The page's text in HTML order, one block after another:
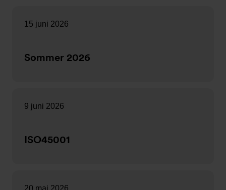
15 juni 2026
Sommer 2026
9 juni 2026
ISO45001
20 maj 2026